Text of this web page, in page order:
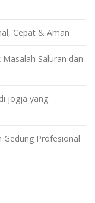
Cepat & Aman
Saluran dan
jogja yang
Gedung Profesional